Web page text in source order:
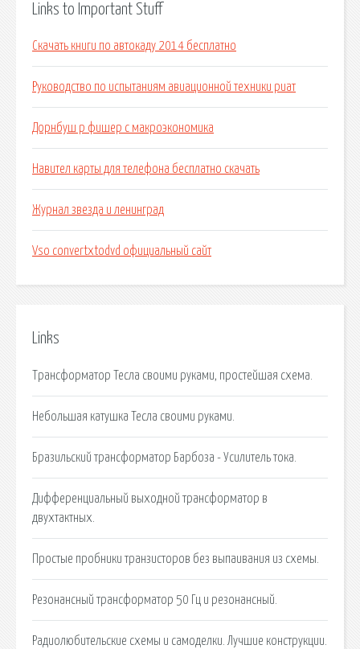
Links to Important Stuff
Скачать книги по автокаду 2014 бесплатно
Руководство по испытаниям авиационной техники риат
Дорнбуш р фишер с макроэкономика
Навител карты для телефона бесплатно скачать
Журнал звезда и ленинград
Vso convertxtodvd официальный сайт
Links
Трансформатор Тесла своими руками, простейшая схема.
Небольшая катушка Тесла своими руками.
Бразильский трансформатор Барбоза - Усилитель тока.
Дифференциальный выходной трансформатор в
двухтактных.
Простые пробники транзисторов без выпаивания из схемы.
Резонансный трансформатор 50 Гц и резонансный.
Радиолюбительские схемы и самоделки. Лучшие конструкции.